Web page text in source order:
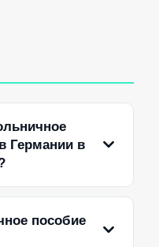
Германии в
пособие